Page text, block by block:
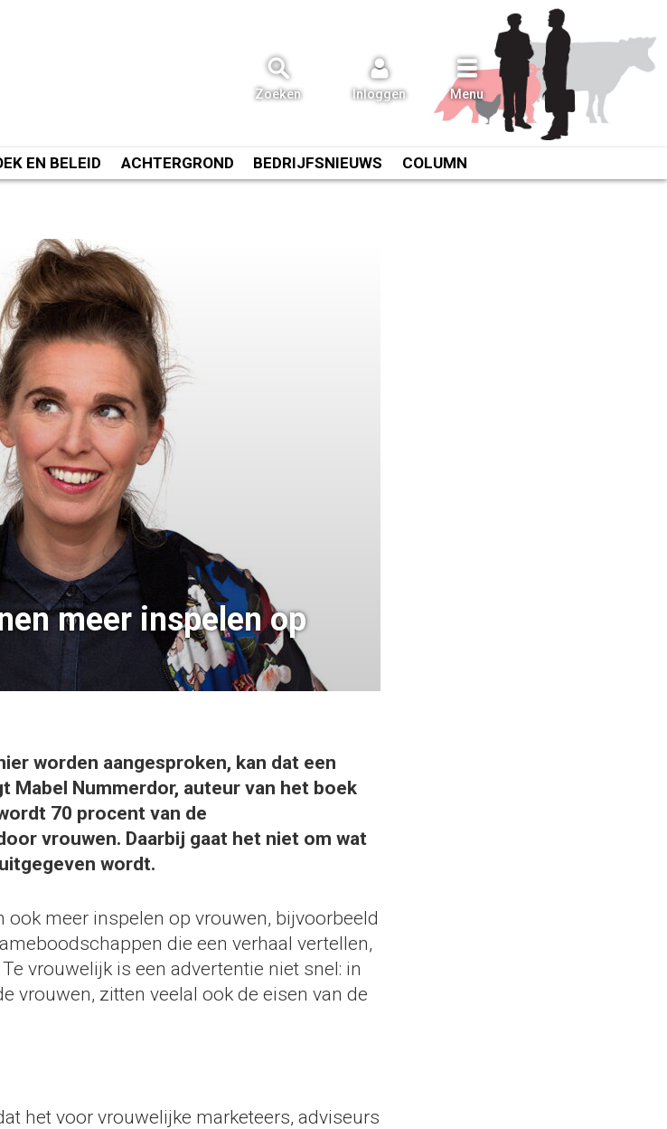
Zoeken Inloggen Menu
EN BELEID ACHTERGROND BEDRIJFSNIEUWS COLUMN
meer inspelen op
worden aangesproken, kan dat een
Mabel Nummerdor, auteur van het boek
70 procent van de
vrouwen. Daarbij gaat het niet om wat
wordt.
ook meer inspelen op vrouwen, bijvoorbeeld
die een verhaal vertellen,
vrouwelijk is een advertentie niet snel: in
vrouwen, zitten veelal ook de eisen van de
het voor vrouwelijke marketeers, adviseurs